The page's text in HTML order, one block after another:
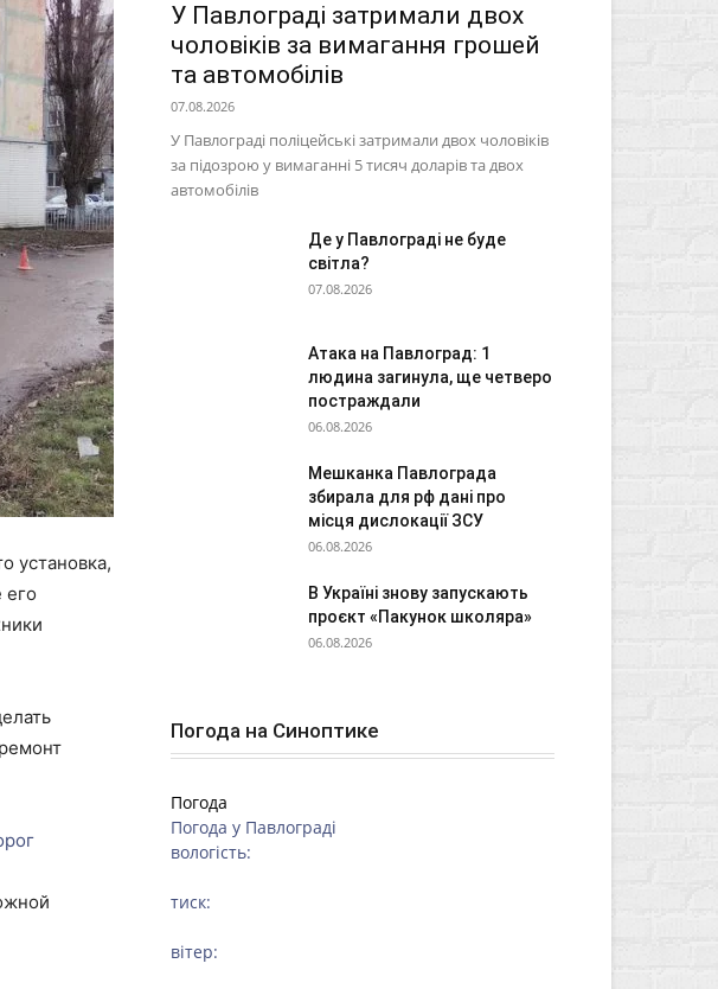
установка,
его
У Павлограді затримали двох
чоловіків за вимагання грошей
та автомобілів
07.08.2026
У Павлограді поліцейські затримали двох чоловіків
за підозрою у вимаганні 5 тисяч доларів та двох
автомобілів
Де у Павлограді не буде
світла?
07.08.2026
Атака на Павлоград: 1
людина загинула, ще четверо
постраждали
06.08.2026
Мешканка Павлограда
збирала для рф дані про
місця дислокації ЗСУ
06.08.2026
В Україні знову запускають
проєкт «Пакунок школяра»
06.08.2026
Погода на Синоптике
Погода
Погода у Павлограді
вологість:
тиск:
вітер: